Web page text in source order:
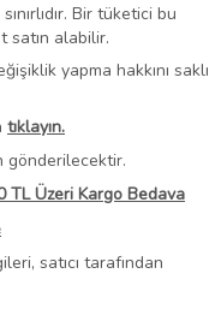
Bir tüketici bu
satın alabilir.
yapma hakkını saklı
tıklayın.
gönderilecektir.
TL Üzeri Kargo Bedava
satıcı tarafından